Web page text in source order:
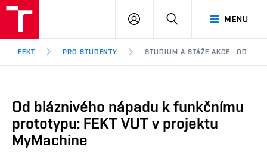
Brno
MENU
PŘIHLÁSIT
FEKT PRO STUDENTY STUDIUM A STÁŽE AKCE - OD
Od bláznivého nápadu k funkčnímu
prototypu: FEKT VUT v projektu
MyMachine